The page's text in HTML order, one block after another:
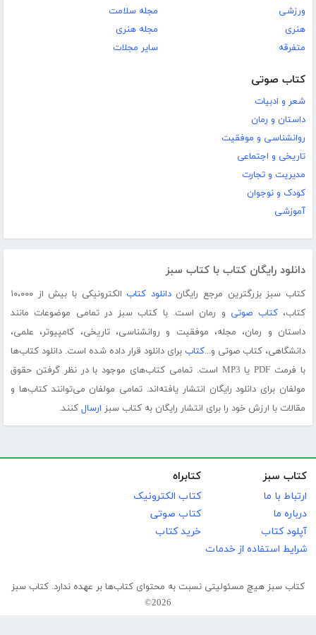
ورزشی
هنری
متفرقه
مجله سلامت
مجله هنری
سایر مجلات
کتاب صوتی
شعر و ادبیات
داستان و رمان
روانشناسی و موفقیت
تاریخی و اجتماعی
مدیریت و تجارت
کودک و نوجوان
آموزشی
دانلود رایگان کتاب با کتاب سبز
کتاب سبز بزرگترین مرجع رایگاندانلود کتاب
الکترونیکی با بیش از ۱۰،۰۰۰
کتاب،کتاب صوتی و رمان است. با کتاب سبز در تمامی موضوعات مانند
داستان و رمان، مجله، موفقیت و روانشناسی، تاریخی، کامپیوتر، علمی،
دانشگاهی، کتاب صوتی و...کتاب برای دانلود قرار داده شده است. دانلود کتاب‌ها
با فرمت PDF یا MP3 است. تمامی کتاب‌های موجود با در نظر گرفتن حقوق
مولفان برای دانلود رایگان انتشار یافته‌اند. تمامی مولفان می‌توانند کتاب‌ها و
مقالات با ارزش خود را برای انتشار رایگان به کتاب سبز ارسال کنند.
کتاب سبز
ارتباط با ما
درباره ما
آپلود کتاب
شرایط استفاده از خدمات
کتابراه
کتاب الکترونیک
کتاب صوتی
خرید کتاب
کتاب سبز هیچ مسئولیتی نسبت به محتوای کتاب‌ها بر عهده ندارد. کتاب سبز
2026©